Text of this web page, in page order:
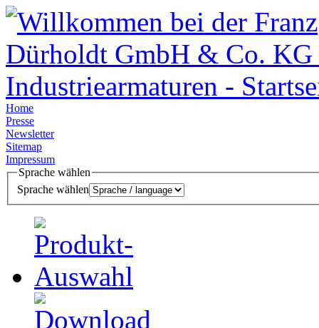
Home
Presse
Newsletter
Sitemap
Impressum
Sprache wählen
Sprache wählen